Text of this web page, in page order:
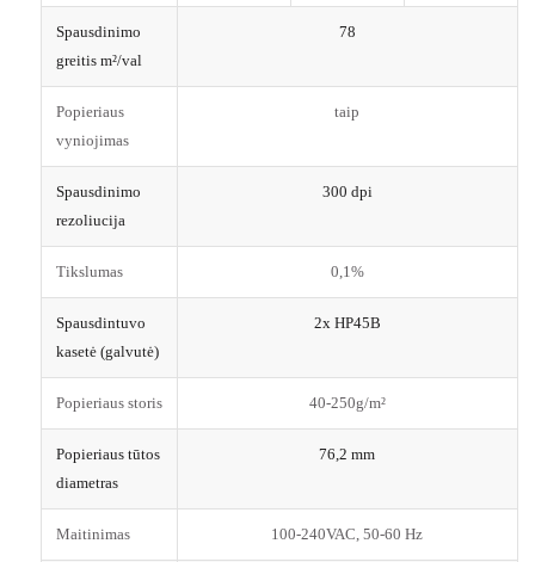
Spausdinimo
greitis m²/val
78
Popieriaus
vyniojimas
taip
Spausdinimo
rezoliucija
300 dpi
Tikslumas 0,1%
Spausdintuvo
kasetė (galvutė)
2x HP45B
Popieriaus storis 40-250g/m²
Popieriaus tūtos
diametras
76,2 mm
Maitinimas 100-240VAC, 50-60 Hz